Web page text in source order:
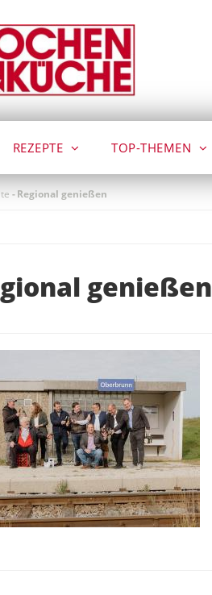
REZEPTE TOP-THEMEN
-Regional genießen
genießen